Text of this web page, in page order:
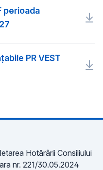
perioada
PR VEST
Hotărârii Consiliului
nr. 221/30.05.2024